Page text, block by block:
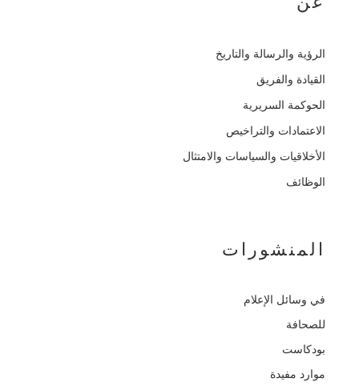
الرؤية والرسالة والتاريخ
القيادة والفريق
الحوكمة السريرية
الاعتمادات والتراخيص
الأخلاقيات والسياسات والامتثال
الوظائف
المنشورات
في وسائل الإعلام
للصحافة
بودكاست
موارد مفيدة